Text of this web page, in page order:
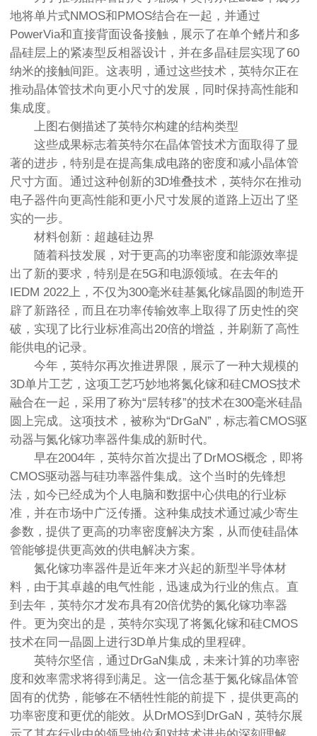
地将单片式NMOS和PMOS结合在一起，并通过
PowerVia和直接背面设备接触，展示了在单个鳍片和多
晶硅层上的紧凑型反相器设计，并在多晶硅层实现了60
纳米的接触间距。这表明，通过这些技术，英特尔正在
推动晶体管技术向更小尺寸的发展，同时保持高性能和
集成度。
上图右侧描述了英特尔构建的结构类型
这些成果标志着英特尔在晶体管技术方面取得了显
著的进步，特别是在提高集成电路的密度和减小晶体管
尺寸方面。通过这种创新的3D堆叠技术，英特尔在推动
电子器件向更高性能和更小尺寸发展的道路上迈出了坚
实的一步。
材料创新：超越硅边界
随着科技发展，对于更高的功率密度和能源效率提
出了新的要求，特别是在5G和电源领域。在去年的
IEDM 2022上，不仅为300毫米硅基氮化镓晶圆的制造开
辟了新路径，而且在功率传输效率上取得了历史性的突
破，实现了比行业标准高出20倍的增益，并刷新了高性
能供电的记录。
今年，英特尔再次推进界限，展示了一种大规模的
3D单片工艺，这项工艺巧妙地将氮化镓和硅CMOS技术
融合在一起，采用了称为“层转移”的技术在300毫米硅晶
圆上完成。这项技术，被称为“DrGaN”，标志着CMOS驱
动器与氮化镓功率器件集成的新时代。
早在2004年，英特尔首次提出了DrMOS概念，即将
CMOS驱动器与硅功率器件集成。这个当时的先锋想
法，如今已经成为个人电脑和数据中心供电的行业标
准，并在市场中广泛传播。这种集成技术通过减少寄生
参数，提供了更高的功率密度解决方案，从而使硅晶体
管能够提供更高效的供电解决方案。
氮化镓功率器件是近年来才兴起的新型半导体材
料，由于其卓越的电气性能，迅速成为行业的焦点。直
到去年，英特尔才发布具有20倍优势的氮化镓功率器
件。更为突出的是，英特尔实现了将氮化镓和硅CMOS
技术在同一晶圆上进行3D单片集成的里程碑。
英特尔坚信，通过DrGaN集成，未来计算的功率密
度和效率需求将得到满足。这一信念基于氮化镓晶体管
固有的优势，能够在不牺牲性能的前提下，提供更高的
功率密度和更优的能效。从DrMOS到DrGaN，英特尔展